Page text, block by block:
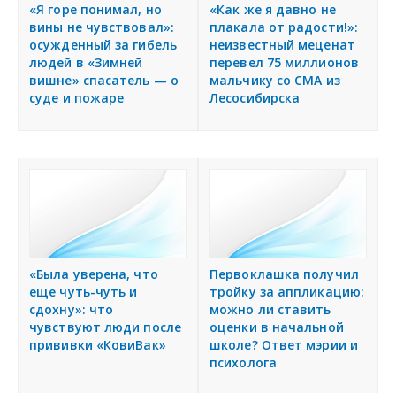
«Я горе понимал, но
вины не чувствовал»:
осужденный за гибель
людей в «Зимней
вишне» спасатель — о
суде и пожаре
«Как же я давно не
плакала от радости!»:
неизвестный меценат
перевел 75 миллионов
мальчику со СМА из
Лесосибирска
«Была уверена, что
еще чуть-чуть и
сдохну»: что
чувствуют люди после
прививки «КовиВак»
Первоклашка получил
тройку за аппликацию:
можно ли ставить
оценки в начальной
школе? Ответ мэрии и
психолога